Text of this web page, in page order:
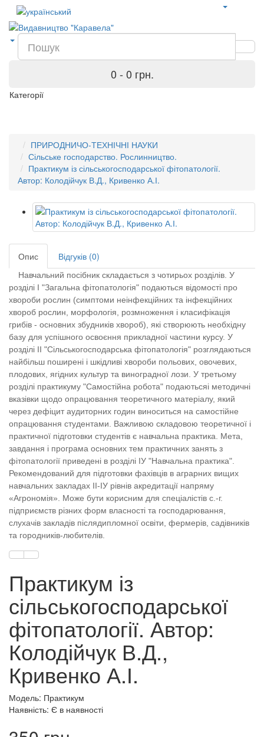
0 - 0 грн.
Категорії
ПРИРОДНИЧО-ТЕХНІЧНІ НАУКИ
Сільське господарство. Рослинництво.
Практикум із сільськогосподарської фітопатології.
Автор: Колодійчук В.Д., Кривенко А.І.
Опис Відгуків (0)
Навчальний посібник складається з чотирьох розділів. У
розділі І "Загальна фітопатологія" подаються відомості про
хвороби рослин (симптоми неінфекційних та інфекційних
хвороб рослин, морфологія, розмноження і класифікація
грибів - основних збудників хвороб), які створюють необхідну
базу для успішного освоєння прикладної частини курсу. У
розділі ІІ "Сільськогосподарська фітопатологія" розглядаються
найбільш поширені і шкідливі хвороби польових, овочевих,
плодових, ягідних культур та виноградної лози. У третьому
розділі практикуму "Самостійна робота" подаютьсяі методичні
вказівки щодо опрацювання теоретичного матеріалу, який
через дефіцит аудиторних годин виноситься на самостійне
опрацювання студентами. Важливою складовою теоретичної і
практичної підготовки студентів є навчальна практика. Мета,
завдання і програма основних тем практичних занять з
фітопатології приведені в розділі ІУ "Навчальна практика".
Рекомендований для підготовки фахівців в аграрних вищих
навчальних закладах ІІ-ІУ рівнів акредитації напряму
«Агрономія». Може бути корисним для спеціалістів с.-г.
підприємств різних форм власності та господарювання,
слухачів закладів післядипломної освіти, фермерів, садівників
та городників-любителів.
Практикум із
сільськогосподарської
фітопатології. Автор:
Колодійчук В.Д.,
Кривенко А.І.
Модель: Практикум
Наявність: Є в наявності